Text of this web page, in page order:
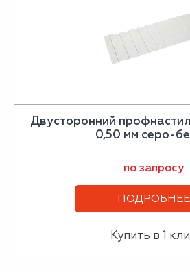
Двусторонний
0,50 мм серо-
по запросу
ПОДРОБНЕЕ
Купить в 1